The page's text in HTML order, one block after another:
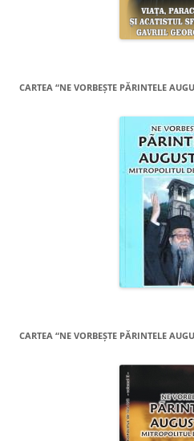
CARTEA “NE VORBEŞTE PĂRINTELE
CARTEA “NE VORBEŞTE PĂRINTELE